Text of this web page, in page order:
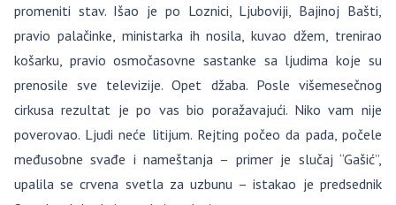
promeniti stav. Išao je po Loznici, Ljuboviji, Bajinoj Bašti,
pravio palačinke, ministarka ih nosila, kuvao džem, trenirao
košarku, pravio osmočasovne sastanke sa ljudima koje su
prenosile sve televizije. Opet džaba. Posle višemesečnog
cirkusa rezultat je po vas bio poražavajući. Niko vam nije
poverovao. Ljudi neće litijum. Rejting počeo da pada, počele
međusobne svađe i nameštanja – primer je slučaj “Gašić”,
upalila se crvena svetla za uzbunu – istakao je predsednik